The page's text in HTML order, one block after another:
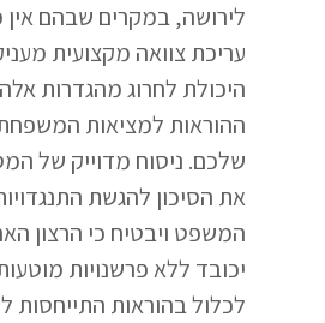
לירושה, במקרים שבהם
עריכת צוואה מקצועית
היכולת לחרוג מהגדרות
ההוראות למציאות
שלכם. ניסוח מדוייק של
את הסיכון להגשת
המשפט ויבטיח כי הרצון
יכובד ללא פרשנויות
לכלול בהוראות התייחסות